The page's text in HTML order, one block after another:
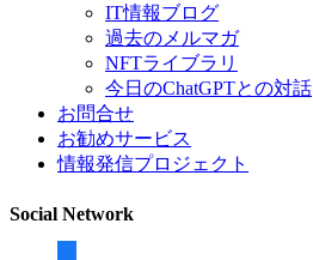
IT情報ブログ
過去のメルマガ
NFTライブラリ
今日のChatGPTとの対話
お問合せ
お勧めサービス
情報発信プロジェクト
Social Network